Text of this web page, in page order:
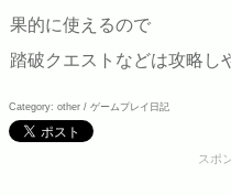
果的に使えるので
踏破クエストなどは攻略し
Category: other / ゲームプレイ日記
スポ